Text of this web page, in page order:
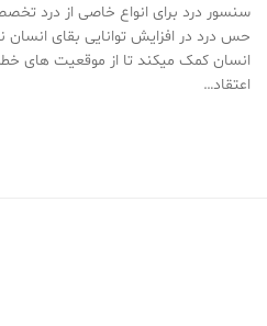
سنسور درد برای انواع خاصی از درد
حس درد در افزایش توانایی بقای انسان
انسان کمک میکند تا از موقعیت های
اعتقاد…